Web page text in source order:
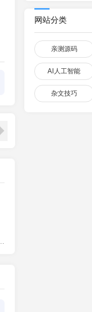
网站分类
亲测源码
AI人工智能
杂文技巧